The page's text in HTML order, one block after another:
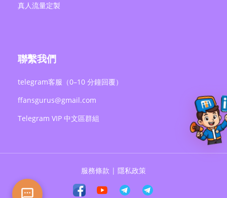
真人流量定製
聯繫我們
telegram客服（0–10 分鐘回覆）
ffansgurus@gmail.com
Telegram VIP 中文區群組
服務條款 | 隱私政策